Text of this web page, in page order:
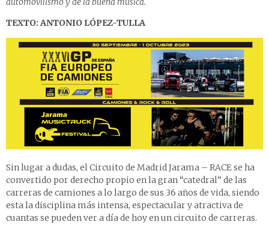
TEXTO: ANTONIO LÓPEZ-TULLA
Sin lugar a dudas, el Circuito de Madrid Jarama – RACE se ha
convertido por derecho propio en la gran “catedral” de las
carreras de camiones a lo largo de sus 36 años de vida, siendo
esta la disciplina más intensa, espectacular y atractiva de
cuantas se pueden ver a día de hoy en un circuito de carreras.